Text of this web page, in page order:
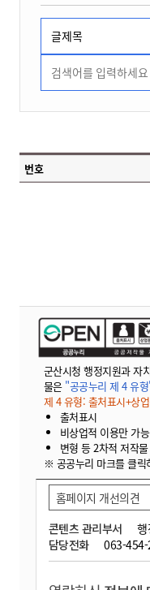
번호
군산시청 행정지원과 자
물은 "공공누리 제 4 유
제 4 유형: 출처표시+상
출처표시
비상업적 이용만 가능
변형 등 2차적 저작
※ 공공누리 마크를 클릭
콘텐츠 관리부서
담당전화
063-
홈페이지 개선의견